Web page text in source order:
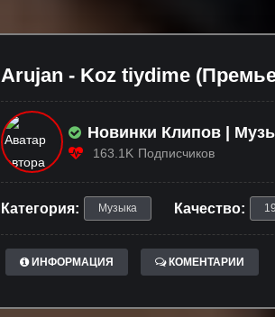
Arujan - Koz tiydime
Новинки Клипов |
163.1K Подписчиков
Категория: Музыка Качество:
ИНФОРМАЦИЯ КОМЕНТАРИИ